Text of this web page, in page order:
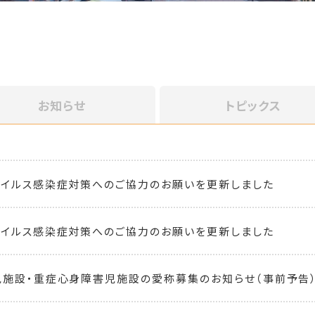
お知らせ トピックス
ルス感染症対策へのご協力のお願いを更新しました
ルス感染症対策へのご協力のお願いを更新しました
設・重症心身障害児施設の愛称募集のお知らせ（事前予告